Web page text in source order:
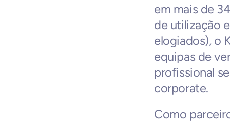
em mais de
de utilização
elogiados), o
equipas de
profissional
corporate.
Como